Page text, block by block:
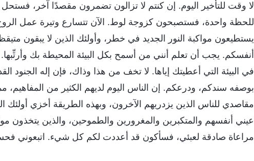
لا وقت للتأخير اليوم. إن كنتم لا تزالون تضمرون مقصدًا آخر،
للحظة واحدة، فستصبحون كزوجة لوط. الآن تتسارع وتيرة عمل
يستطيعون مواكبة النور الجديد في خطر، وأولئك الذين لا يبقون
أنفسكم. يجب أن تعلم أنني من أسمح بكل البيئة المحيطة بك
في البيئة التي أعطيتك إياها. لا تخف من هذا وذاك، فإن إله الجنود
بوصفه سندكم، ودرعكم. إن الناس اليوم لديهم الكثير من المفاهيم،
مقاصدي للناس الذين يزدريهم الآخرون، وبهذه الطريقة أخزي أولئك
عيني أنفسهم والمتكبرين والمغرورين والطموحين، والذين يتخذون
مراعاة صادقة لعبئي، فسأكون قد أعددت لكم كل شيء. اتبعوني